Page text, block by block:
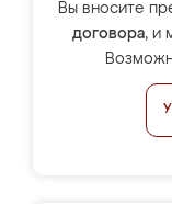
Вы вносите
договора, и